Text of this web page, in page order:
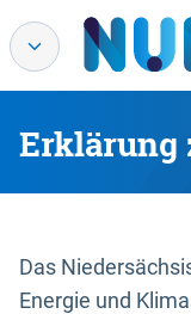
Erklärung
Das
Energie und